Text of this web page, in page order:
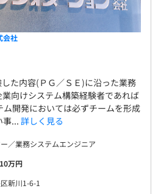
会社
た内容(ＰＧ／ＳＥ)に沿った業務
向けシステム構築経験者であれば
ム開発においては必ずチームを形成
事... 詳しく見る
／業務システムエンジニア
万円
新川1-6-1